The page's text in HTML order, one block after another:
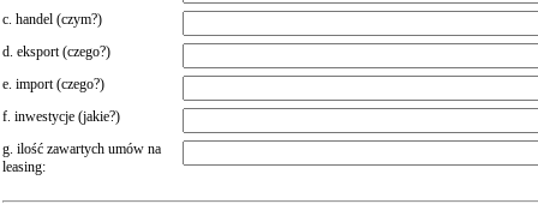
c. handel (czym?)
d. eksport (czego?)
e. import (czego?)
f. inwestycje (jakie?)
g. ilość zawartych umów na
leasing: